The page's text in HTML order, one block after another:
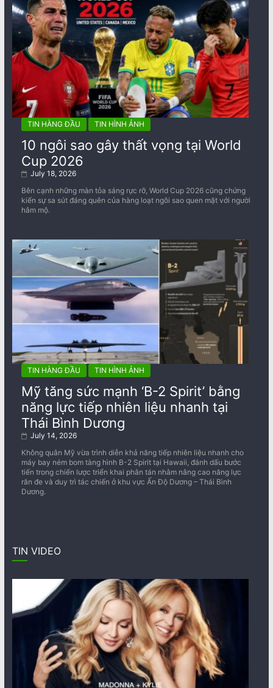
TIN HÀNG ĐẦU TIN HÌNH ẢNH
10 ngôi sao gây thất vọng tại World
Cup 2026
July 18, 2026
Bên cạnh những màn tỏa sáng rực rỡ, World Cup 2026 cũng chứng
kiến sự sa sút đáng quên của hàng loạt ngôi sao quen mặt với người
hâm mộ.
TIN HÀNG ĐẦU TIN HÌNH ẢNH
Mỹ tăng sức mạnh ‘B-2 Spirit’ bằng
năng lực tiếp nhiên liệu nhanh tại
Thái Bình Dương
July 14, 2026
Không quân Mỹ vừa trình diễn khả năng tiếp nhiên liệu nhanh cho
máy bay ném bom tàng hình B-2 Spirit tại Hawaii, đánh dấu bước
tiến trong chiến lược triển khai phân tán nhằm nâng cao năng lực
răn đe và duy trì tác chiến ở khu vực Ấn Độ Dương – Thái Bình
Dương.
TIN VIDEO